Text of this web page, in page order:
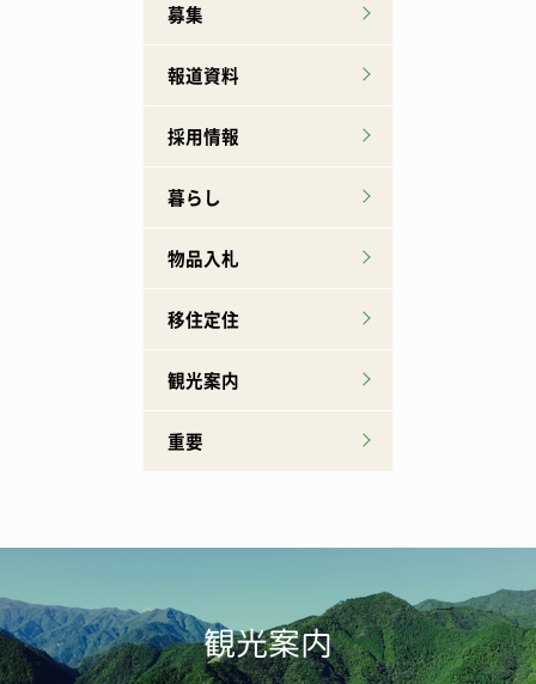
募集
報道資料
採用情報
暮らし
物品入札
移住定住
観光案内
重要
観光案内